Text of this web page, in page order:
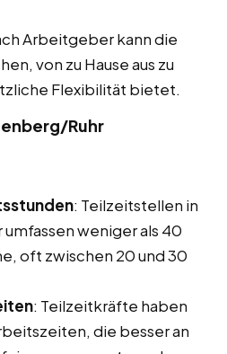
Arbeitgeber kann die
von zu Hause aus zu
Flexibilität bietet.
Ruhr
: Teilzeitstellen in
weniger als 40
oft zwischen 20 und 30
: Teilzeitkräfte haben
die besser an